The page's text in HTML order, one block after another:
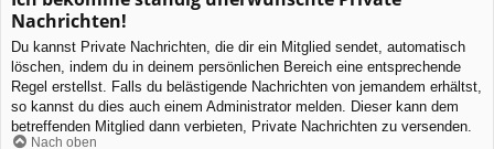
Nachrichten!
Du kannst Private Nachrichten, die dir ein Mitglied sendet, automatisch
löschen, indem du in deinem persönlichen Bereich eine entsprechende
Regel erstellst. Falls du belästigende Nachrichten von jemandem erhältst,
so kannst du dies auch einem Administrator melden. Dieser kann dem
betreffenden Mitglied dann verbieten, Private Nachrichten zu versenden.
Nach oben